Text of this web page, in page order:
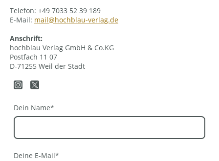
Telefon: +49 7033 52 39 189
E-Mail: mail@hochblau-verlag.de
Anschrift:
hochblau Verlag GmbH & Co.KG
Postfach 11 07
D-71255 Weil der Stadt
Dein Name*
Deine E-Mail*